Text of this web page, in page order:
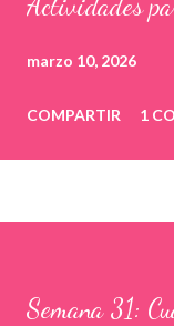
marzo 10, 2026
COMPARTIR 1
Semana 31: